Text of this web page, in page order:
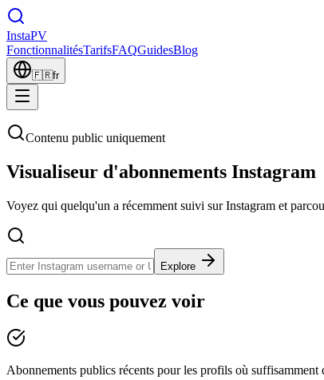
InstaPV
FonctionnalitésTarifsFAQGuidesBlog
🇫🇷fr
Contenu public uniquement
Visualiseur d'abonnements Instagram
Voyez qui quelqu'un a récemment suivi sur Instagram et
Explore
Ce que vous pouvez voir
Abonnements publics récents pour les profils où